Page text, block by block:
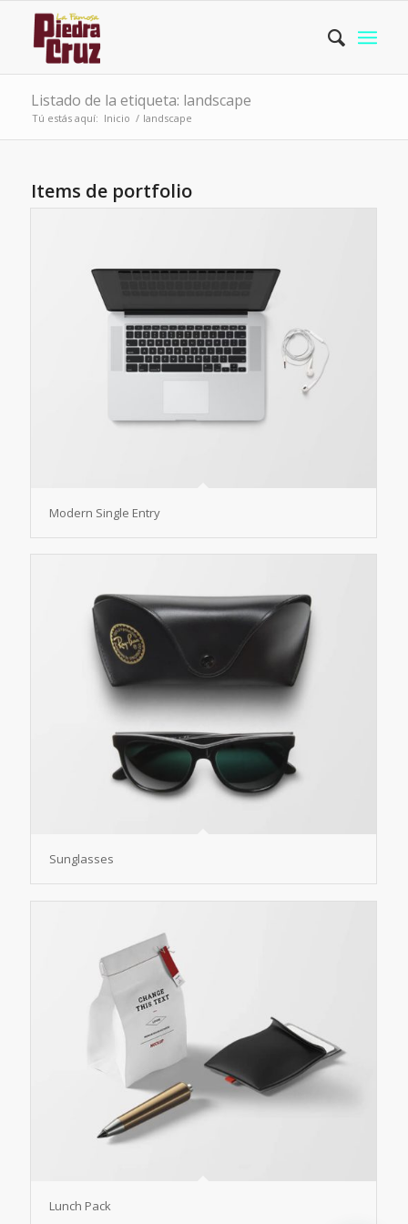
Listado de la etiqueta: landscape
Tú estás aquí: Inicio / landscape
Items de portfolio
Modern Single Entry
Sunglasses
Lunch Pack